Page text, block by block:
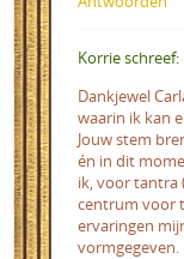
Korrie schreef:
Dankjewel
waarin ik kan
Jouw stem
én in dit
ik, voor tantra
centrum voor
ervaringen
vormgegeven.